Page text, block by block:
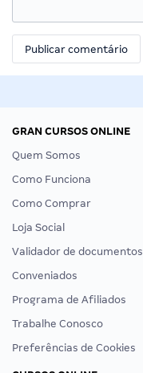
GRAN CURSOS ONLINE
Quem Somos
Como Funciona
Como Comprar
Loja Social
Validador de documentos
Conveniados
Programa de Afiliados
Trabalhe Conosco
Preferências de Cookies